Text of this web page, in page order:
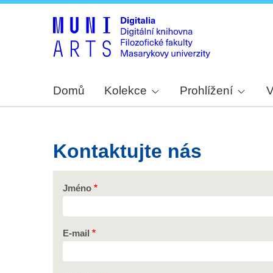
Domů Kolekce Prohlížení
Kontaktujte nás
Jméno
E-mail